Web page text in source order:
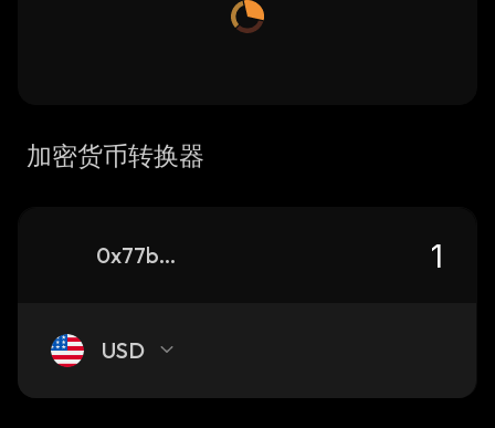
加密货币转换器
0x77b37b26a999e70e069b4caaa9a048c00e64aba0_binance_smart
USD